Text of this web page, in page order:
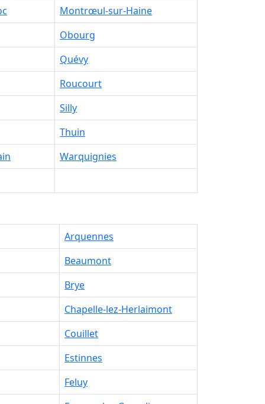
Montrœul-sur-Haine
Obourg
Quévy
Roucourt
Silly
Thuin
Warquignies
Arquennes
Beaumont
Brye
Chapelle-lez-Herlaimont
Couillet
Estinnes
Feluy